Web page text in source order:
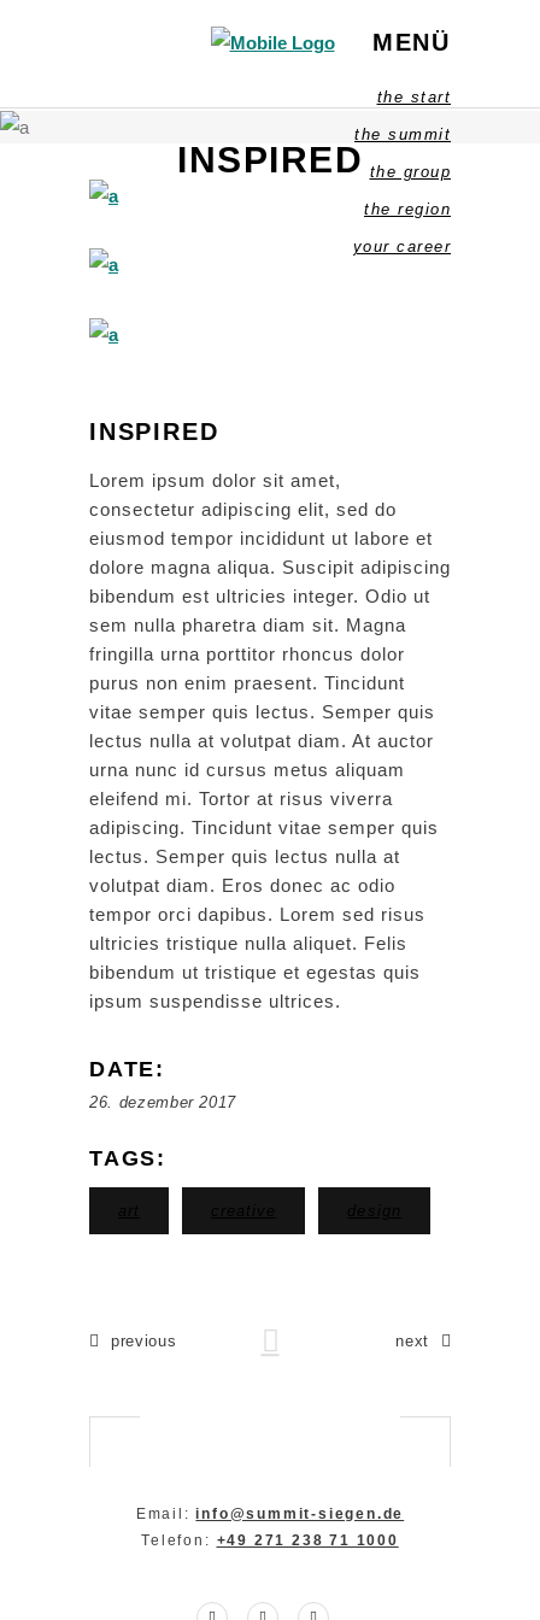
MENÜ
the start
the summit
the group
the region
your career
INSPIRED
INSPIRED
Lorem ipsum dolor sit amet,
consectetur adipiscing elit, sed do
eiusmod tempor incididunt ut labore et
dolore magna aliqua. Suscipit adipiscing
bibendum est ultricies integer. Odio ut
sem nulla pharetra diam sit. Magna
fringilla urna porttitor rhoncus dolor
purus non enim praesent. Tincidunt
vitae semper quis lectus. Semper quis
lectus nulla at volutpat diam. At auctor
urna nunc id cursus metus aliquam
eleifend mi. Tortor at risus viverra
adipiscing. Tincidunt vitae semper quis
lectus. Semper quis lectus nulla at
volutpat diam. Eros donec ac odio
tempor orci dapibus. Lorem sed risus
ultricies tristique nulla aliquet. Felis
bibendum ut tristique et egestas quis
ipsum suspendisse ultrices.
DATE:
26. dezember 2017
TAGS:
previous next
Email:info@summit-siegen.de
Telefon: +49 271 238 71 1000